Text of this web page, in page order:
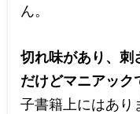
ん。
切れ味があり、刺
だけどマニアック
子書籍上にはあり